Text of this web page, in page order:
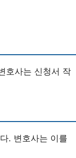
호사는 신청서 작
. 변호사는 이를